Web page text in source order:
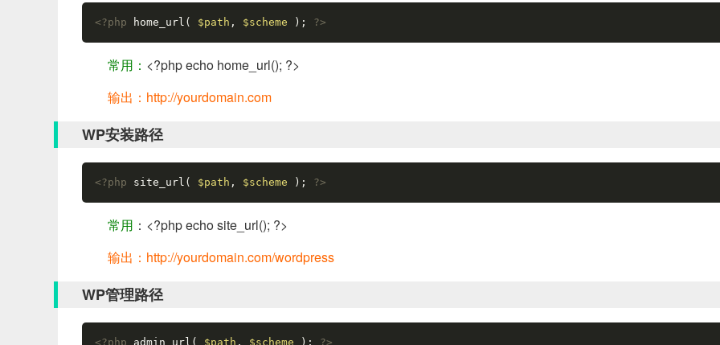
<?php home_url( $path , $scheme ); ?>
常用： <?php echo home_url(); ?>
输出：http://yourdomain.com
WP安装路径
<?php site_url( $path , $scheme ); ?>
常用 ：<?php echo site_url(); ?>
输出：http://yourdomain.com/wordpress
WP管理路径
<?php admin_url( $path , $scheme ); ?>